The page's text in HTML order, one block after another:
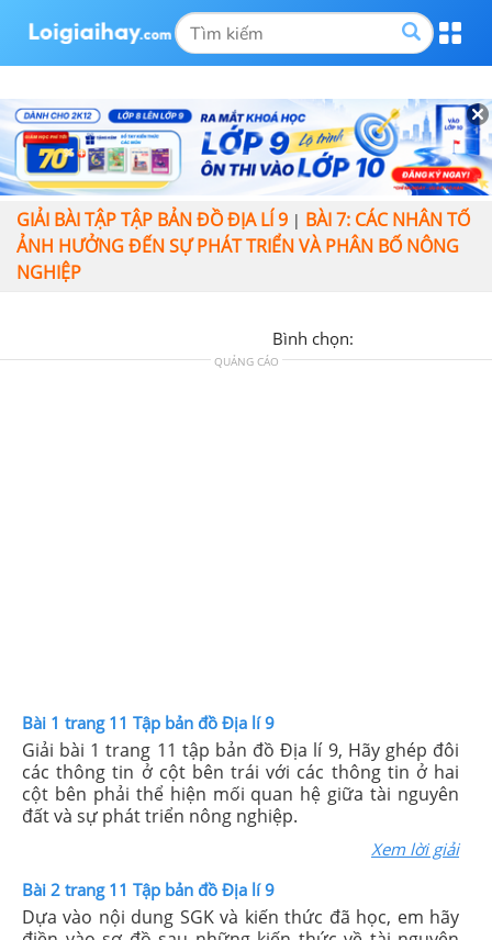
GIẢI BÀI TẬP TẬP BẢN ĐỒ ĐỊA LÍ 9 | BÀI 7: CÁC NHÂN TỐ
ẢNH HƯỞNG ĐẾN SỰ PHÁT TRIỂN VÀ PHÂN BỐ NÔNG
NGHIỆP
Bình chọn:
QUẢNG CÁO
Bài 1 trang 11 Tập bản đồ Địa lí 9
Giải bài 1 trang 11 tập bản đồ Địa lí 9, Hãy ghép đôi
các thông tin ở cột bên trái với các thông tin ở hai
cột bên phải thể hiện mối quan hệ giữa tài nguyên
đất và sự phát triển nông nghiệp.
Xem lời giải
Bài 2 trang 11 Tập bản đồ Địa lí 9
Dựa vào nội dung SGK và kiến thức đã học, em hãy